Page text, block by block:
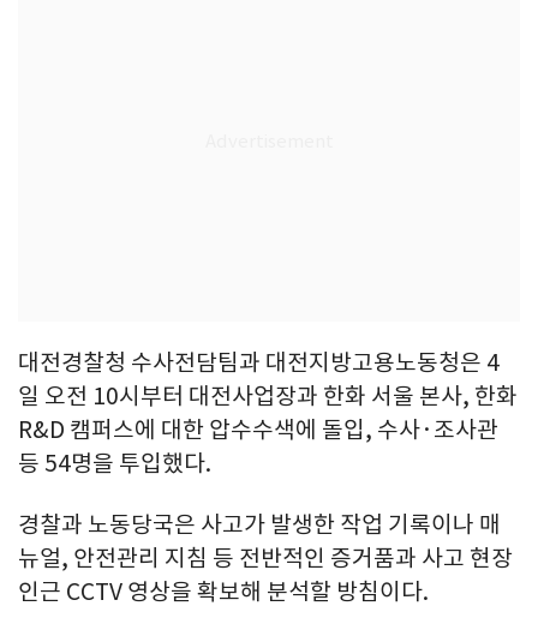
대전경찰청 수사전담팀과 대전지방고용노동청은 4
일 오전 10시부터 대전사업장과 한화 서울 본사, 한화
R&D 캠퍼스에 대한 압수수색에 돌입, 수사·조사관
등 54명을 투입했다.
경찰과 노동당국은 사고가 발생한 작업 기록이나 매
뉴얼, 안전관리 지침 등 전반적인 증거품과 사고 현장
인근 CCTV 영상을 확보해 분석할 방침이다.